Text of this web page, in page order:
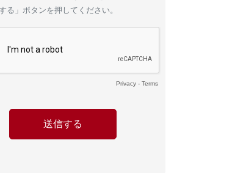
る」ボタンを押してください。
Privacy - Terms